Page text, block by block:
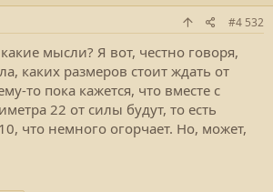
#4 532
мысли? Я вот, честно говоря,
каких размеров стоит ждать от
то пока кажется, что вместе с
22 от силы будут, то есть
что немного огорчает. Но, может,